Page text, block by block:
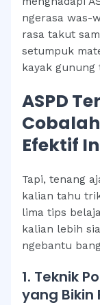
ngerasa was-
rasa takut
setumpuk
kayak gunung
ASPD
Efektif
Tapi, tenang
kalian tahu
lima tips
kalian lebih
ngebantu
1. Teknik
yang Bikin